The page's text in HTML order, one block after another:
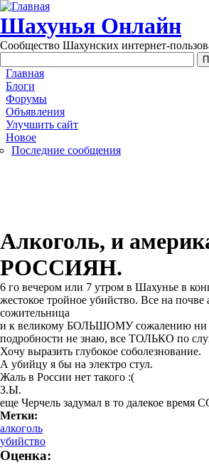
Перейти к основному содержанию
Шахунья Онлайн
Сообщество Шахунских интернет-
Main menu
Главная
Блоги
Форумы
Объявления
Улучшить сайт
Новое
Последние сообщения
Алкоголь, и
РОССИЯН.
6 го вечером или 7 утром в Шахунье в
жестокое тройное убийство. Все на
сожительница
и к великому БОЛЬШОМУ сожалению ни
подробности не знаю, все ТОЛЬКО по
Хочу выразить глубокое соболезнование.
А убийцу я бы на электро стул.
Жаль в России нет такого :(
З.Ы.
еще Черчель задумал в то далекое время
Метки:
алкоголь
убийство
Оценка: